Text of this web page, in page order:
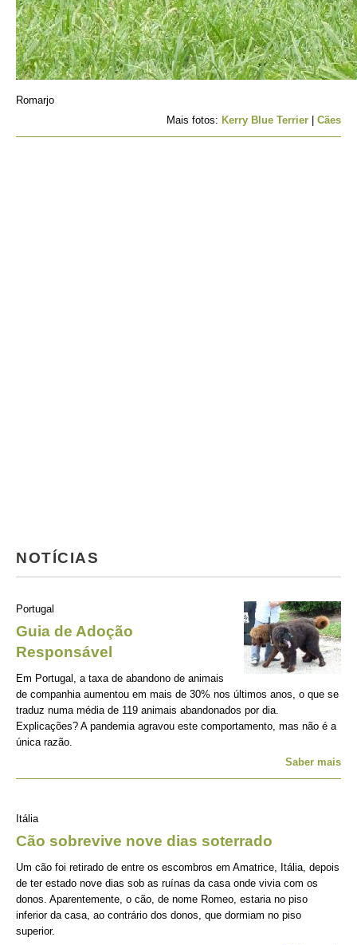
Romarjo
Mais fotos: Kerry Blue Terrier Cães
NOTÍCIAS
Portugal
Guia de Adoção
Responsável
Em Portugal, a taxa de abandono de animais
de companhia aumentou em mais de 30% nos últimos anos, o que se
traduz numa média de 119 animais abandonados por dia.
Explicações? A pandemia agravou este comportamento, mas não é a
única razão.
Saber mais
Itália
Cão sobrevive nove dias soterrado
Um cão foi retirado de entre os escombros em Amatrice, Itália, depois
de ter estado nove dias sob as ruínas da casa onde vivia com os
donos. Aparentemente, o cão, de nome Romeo, estaria no piso
inferior da casa, ao contrário dos donos, que dormiam no piso
superior.